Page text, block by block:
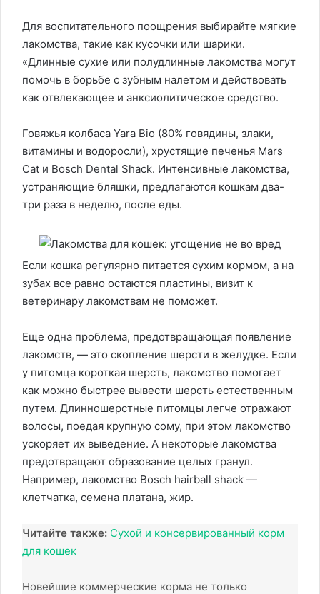
Для воспитательного поощрения выбирайте мягкие
лакомства, такие как кусочки или шарики.
«Длинные сухие или полудлинные лакомства могут
помочь в борьбе с зубным налетом и действовать
как отвлекающее и анксиолитическое средство.
Говяжья колбаса Yara Bio (80% говядины, злаки,
витамины и водоросли), хрустящие печенья Mars
Cat и Bosch Dental Shack. Интенсивные лакомства,
устраняющие бляшки, предлагаются кошкам два-
три раза в неделю, после еды.
Если кошка регулярно питается сухим кормом, а на
зубах все равно остаются пластины, визит к
ветеринару лакомствам не поможет.
Еще одна проблема, предотвращающая появление
лакомств, — это скопление шерсти в желудке. Если
у питомца короткая шерсть, лакомство помогает
как можно быстрее вывести шерсть естественным
путем. Длинношерстные питомцы легче отражают
волосы, поедая крупную сому, при этом лакомство
ускоряет их выведение. А некоторые лакомства
предотвращают образование целых гранул.
Например, лакомство Bosch hairball shack —
клетчатка, семена платана, жир.
Читайте также: Сухой и консервированный корм
для кошек
Новейшие коммерческие корма не только